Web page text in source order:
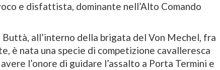
e disfattista, dominante nell’Alto Comando
Buttà, all’interno della brigata del Von Mechel, fra
è nata una specie di competizione cavalleresca
l’onore di guidare l’assalto a Porta Termini e